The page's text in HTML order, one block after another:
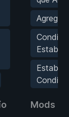
Agregar
Mods